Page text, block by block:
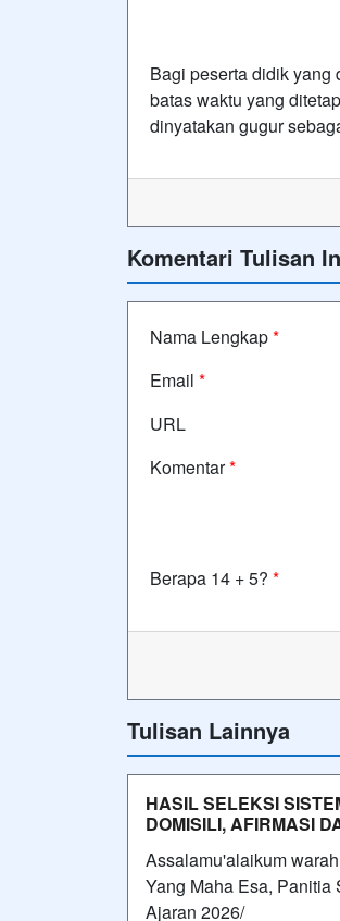
Bagi peserta didik yang
batas waktu yang
dinyatakan gugur
Komentari Tulisan
Nama Lengkap*
Email *
URL
Komentar*
Berapa 14 + 5? *
Tulisan Lainnya
HASIL SELEKSI
DOMISILI, AFIRMASI
Assalamu'alaikum
Yang Maha Esa, Panitia
Ajaran 2026/